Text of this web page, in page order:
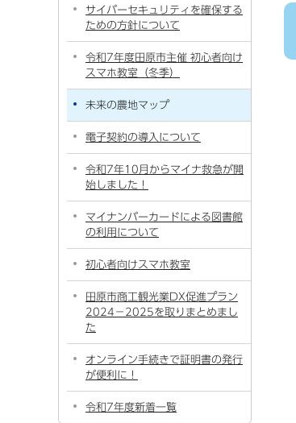
サイバーセキュリティを確保する
ための方針について
令和7年度田原市主催 初心者向け
スマホ教室（冬季）
未来の農地マップ
電子契約の導入について
令和7年10月からマイナ救急が開
始しました！
マイナンバーカードによる図書館
の利用について
初心者向けスマホ教室
田原市商工観光業DX促進プラン
2024−2025を取りまとめまし
た
オンライン手続きで証明書の発行
が便利に！
令和7年度新着一覧